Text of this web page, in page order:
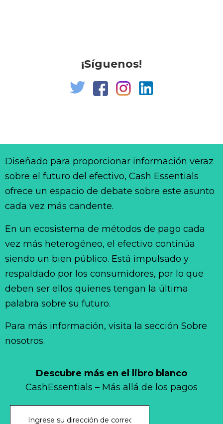
¡Síguenos!
Descubre más en el libro blanco
CashEssentials – Más allá de los pagos
Diseñado para proporcionar información veraz
sobre el futuro del efectivo, Cash Essentials
ofrece un espacio de debate sobre este asunto
cada vez más candente.
En un ecosistema de métodos de pago cada
vez más heterogéneo, el efectivo continúa
siendo un bien público. Está impulsado y
respaldado por los consumidores, por lo que
deben ser ellos quienes tengan la última
palabra sobre su futuro.
Para más información, visita la sección Sobre
nosotros.